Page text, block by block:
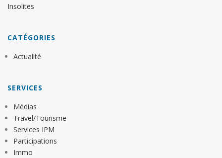
CATÉGORIES
Actualité
SERVICES
Médias
Travel/Tourisme
Services IPM
Participations
Immo